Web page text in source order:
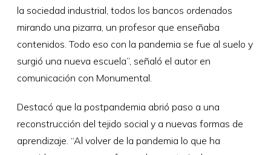
la sociedad industrial, todos los bancos ordenados
mirando una pizarra, un profesor que enseñaba
contenidos. Todo eso con la pandemia se fue al suelo y
surgió una nueva escuela”, señaló el autor en
comunicación con Monumental.
Destacó que la postpandemia abrió paso a una
reconstrucción del tejido social y a nuevas formas de
aprendizaje. “Al volver de la pandemia lo que ha